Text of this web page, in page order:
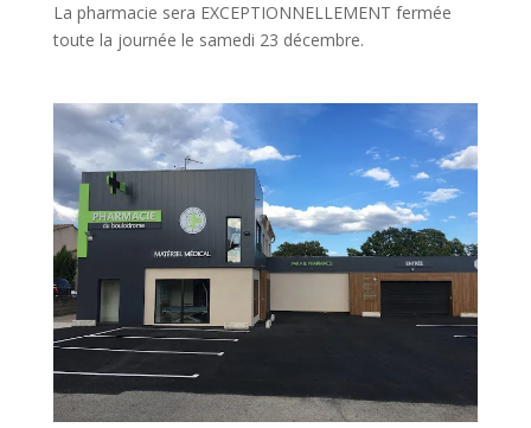
La pharmacie sera EXCEPTIONNELLEMENT fermée
toute la journée le samedi 23 décembre.